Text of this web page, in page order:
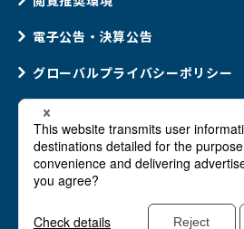
電子公告・決算公告
グローバルプライバシーポリシー
ウェブアクセシビリティポリシー
ソーシャルメディアポリシー
Cookie(クッキー)ポリシー
法律に基づく情報提供